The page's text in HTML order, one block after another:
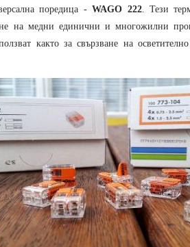
поредица -WAGO 222. Тези
на медни единични и многожилни
както за свързване на